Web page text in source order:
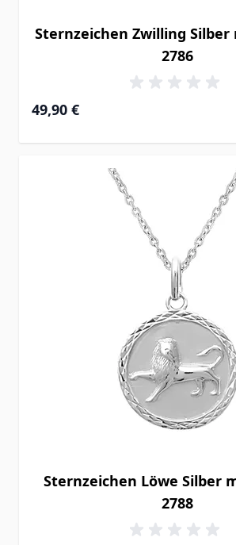
Sternzeichen Zwilling
2786
49,90 €
Sternzeichen Löwe Silber
2788